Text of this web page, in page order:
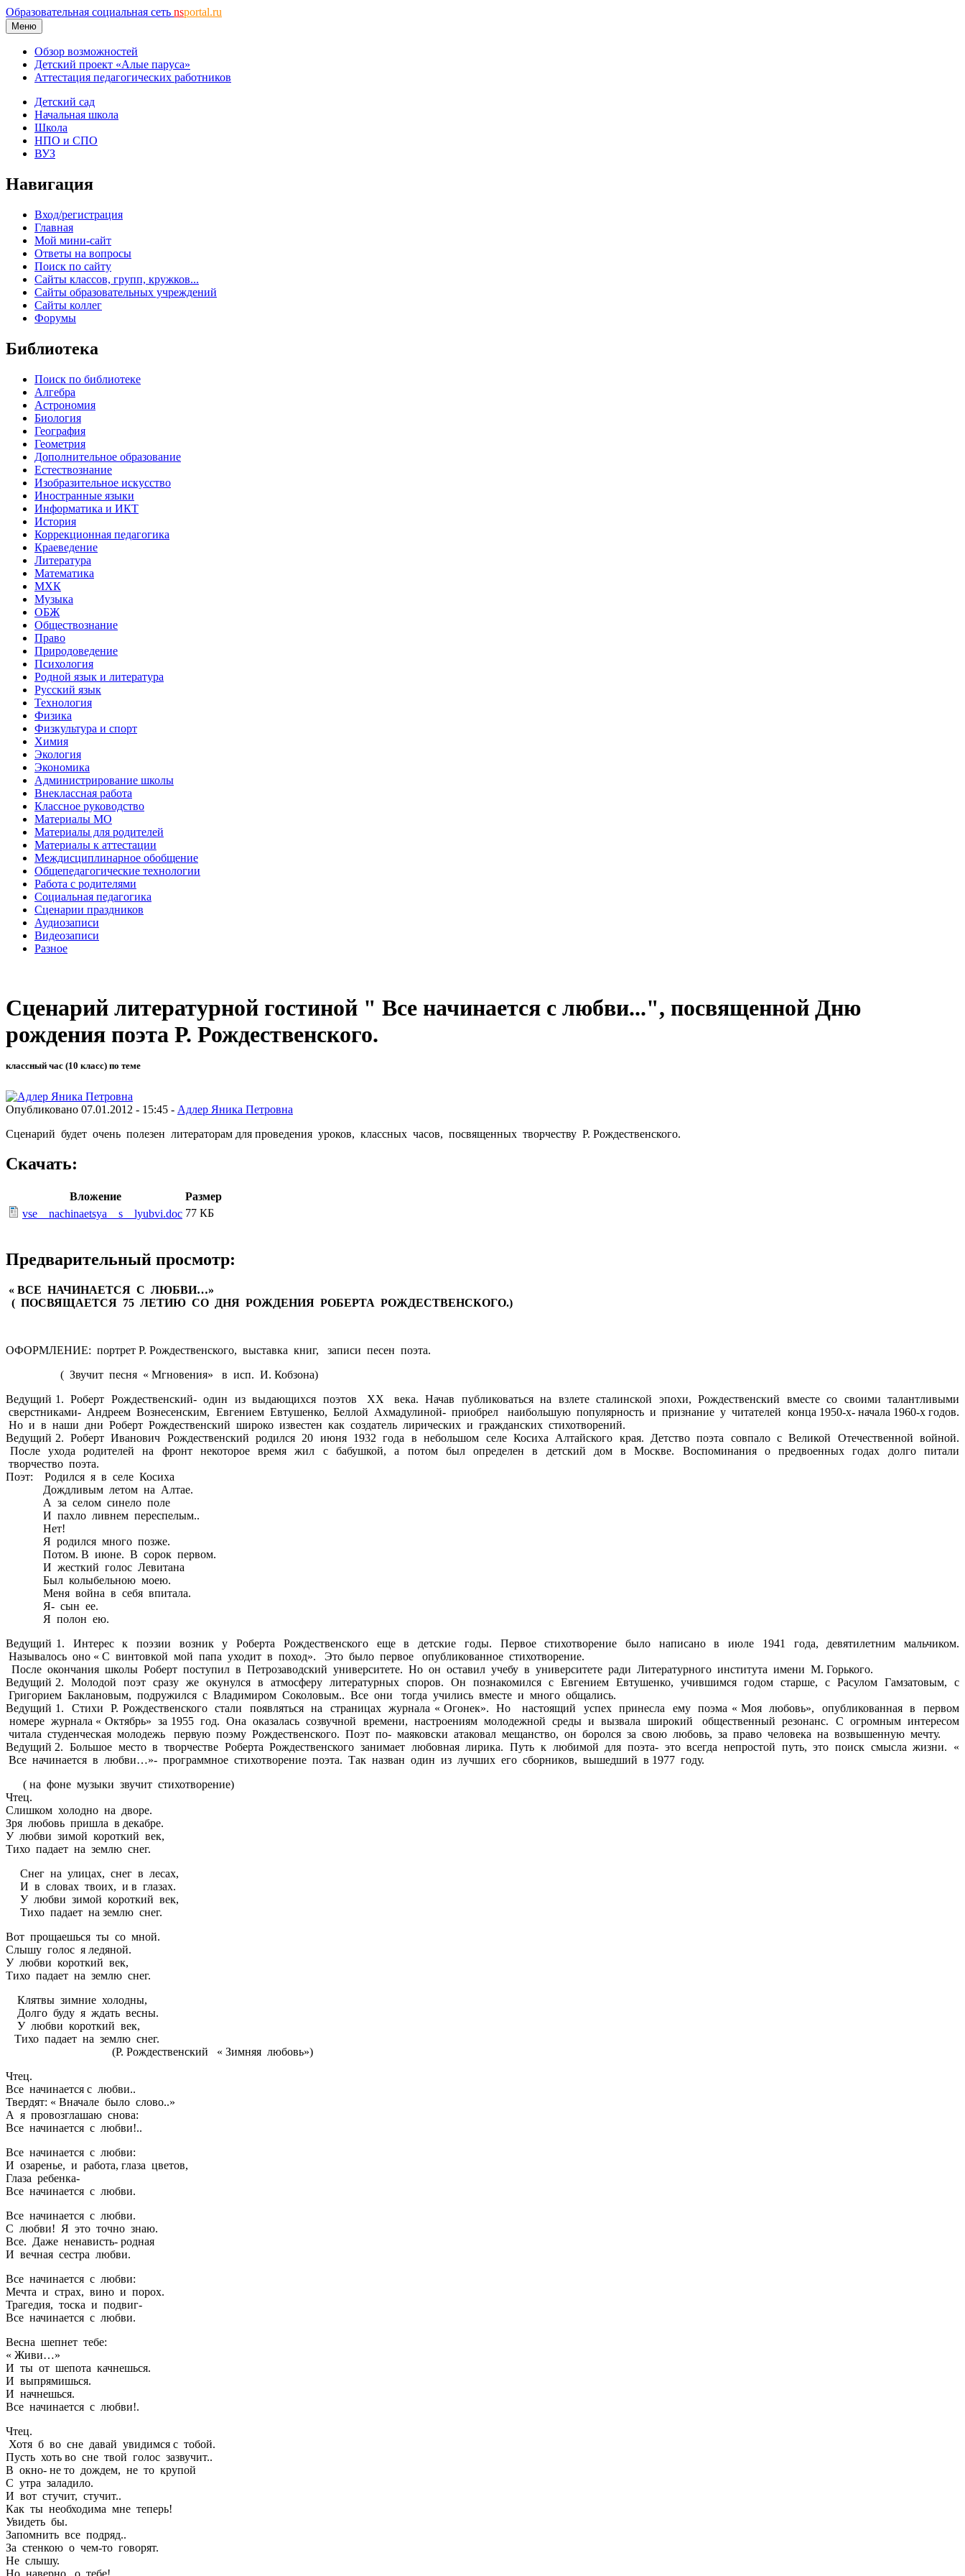
Образовательная социальная сеть nsportal.ru
Меню
Обзор возможностей
Детский проект «Алые паруса»
Аттестация педагогических работников
Детский сад
Начальная школа
Школа
НПО и СПО
ВУЗ
Навигация
Вход/регистрация
Главная
Мой мини-сайт
Ответы на вопросы
Поиск по сайту
Сайты классов, групп, кружков...
Сайты образовательных учреждений
Сайты коллег
Форумы
Библиотека
Поиск по библиотеке
Алгебра
Астрономия
Биология
География
Геометрия
Дополнительное образование
Естествознание
Изобразительное искусство
Иностранные языки
Информатика и ИКТ
История
Коррекционная педагогика
Краеведение
Литература
Математика
МХК
Музыка
ОБЖ
Обществознание
Право
Природоведение
Психология
Родной язык и литература
Русский язык
Технология
Физика
Физкультура и спорт
Химия
Экология
Экономика
Администрирование школы
Внеклассная работа
Классное руководство
Материалы МО
Материалы для родителей
Материалы к аттестации
Междисциплинарное обобщение
Общепедагогические технологии
Работа с родителями
Социальная педагогика
Сценарии праздников
Аудиозаписи
Видеозаписи
Разное
Сценарий литературной гостиной " Все начинается с любви...", посвященной Дню
рождения поэта Р. Рождественского.
классный час (10 класс) по теме
Опубликовано 07.01.2012 - 15:45 - Адлер Яника Петровна
Сценарий будет очень полезен литераторам для проведения уроков, классных часов, посвященных творчеству Р. Рождественского.
Скачать:
Вложение
Размер
vse__nachinaetsya__s__lyubvi.doc 77 КБ
Предварительный просмотр:
« ВСЕ НАЧИНАЕТСЯ С ЛЮБВИ…»
( ПОСВЯЩАЕТСЯ 75 ЛЕТИЮ СО ДНЯ РОЖДЕНИЯ РОБЕРТА РОЖДЕСТВЕНСКОГО.)
ОФОРМЛЕНИЕ: портрет Р. Рождественского, выставка книг, записи песен поэта.
( Звучит песня « Мгновения» в исп. И. Кобзона)
Ведущий 1. Роберт Рождественский- один из выдающихся поэтов XX века. Начав публиковаться на взлете сталинской эпохи, Рождественский вместе со своими талантливыми
сверстниками- Андреем Вознесенским, Евгением Евтушенко, Беллой Ахмадулиной- приобрел наибольшую популярность и признание у читателей конца 1950-х- начала 1960-х годов.
Но и в наши дни Роберт Рождественский широко известен как создатель лирических и гражданских стихотворений.
Ведущий 2. Роберт Иванович Рождественский родился 20 июня 1932 года в небольшом селе Косиха Алтайского края. Детство поэта совпало с Великой Отечественной войной.
После ухода родителей на фронт некоторое время жил с бабушкой, а потом был определен в детский дом в Москве. Воспоминания о предвоенных годах долго питали
творчество поэта.
Поэт: Родился я в селе Косиха
Дождливым летом на Алтае.
А за селом синело поле
И пахло ливнем переспелым..
Нет!
Я родился много позже.
Потом. В июне. В сорок первом.
И жесткий голос Левитана
Был колыбельною моею.
Меня война в себя впитала.
Я- сын ее.
Я полон ею.
Ведущий 1. Интерес к поэзии возник у Роберта Рождественского еще в детские годы. Первое стихотворение было написано в июле 1941 года, девятилетним мальчиком.
Называлось оно « С винтовкой мой папа уходит в поход». Это было первое опубликованное стихотворение.
После окончания школы Роберт поступил в Петрозаводский университете. Но он оставил учебу в университете ради Литературного института имени М. Горького.
Ведущий 2. Молодой поэт сразу же окунулся в атмосферу литературных споров. Он познакомился с Евгением Евтушенко, учившимся годом старше, с Расулом Гамзатовым, с
Григорием Баклановым, подружился с Владимиром Соколовым.. Все они тогда учились вместе и много общались.
Ведущий 1. Стихи Р. Рождественского стали появляться на страницах журнала « Огонек». Но настоящий успех принесла ему поэма « Моя любовь», опубликованная в первом
номере журнала « Октябрь» за 1955 год. Она оказалась созвучной времени, настроениям молодежной среды и вызвала широкий общественный резонанс. С огромным интересом
читала студенческая молодежь первую поэму Рождественского. Поэт по- маяковски атаковал мещанство, он боролся за свою любовь, за право человека на возвышенную мечту.
Ведущий 2. Большое место в творчестве Роберта Рождественского занимает любовная лирика. Путь к любимой для поэта- это всегда непростой путь, это поиск смысла жизни. «
Все начинается в любви…»- программное стихотворение поэта. Так назван один из лучших его сборников, вышедший в 1977 году.
( на фоне музыки звучит стихотворение)
Чтец.
Слишком холодно на дворе.
Зря любовь пришла в декабре.
У любви зимой короткий век,
Тихо падает на землю снег.
Снег на улицах, снег в лесах,
И в словах твоих, и в глазах.
У любви зимой короткий век,
Тихо падает на землю снег.
Вот прощаешься ты со мной.
Слышу голос я ледяной.
У любви короткий век,
Тихо падает на землю снег.
Клятвы зимние холодны,
Долго буду я ждать весны.
У любви короткий век,
Тихо падает на землю снег.
(Р. Рождественский « Зимняя любовь»)
Чтец.
Все начинается с любви..
Твердят: « Вначале было слово..»
А я провозглашаю снова:
Все начинается с любви!..
Все начинается с любви:
И озаренье, и работа, глаза цветов,
Глаза ребенка-
Все начинается с любви.
Все начинается с любви.
С любви! Я это точно знаю.
Все. Даже ненависть- родная
И вечная сестра любви.
Все начинается с любви:
Мечта и страх, вино и порох.
Трагедия, тоска и подвиг-
Все начинается с любви.
Весна шепнет тебе:
« Живи…»
И ты от шепота качнешься.
И выпрямишься.
И начнешься.
Все начинается с любви!.
Чтец.
Хотя б во сне давай увидимся с тобой.
Пусть хоть во сне твой голос зазвучит..
В окно- не то дождем, не то крупой
С утра заладило.
И вот стучит, стучит..
Как ты необходима мне теперь!
Увидеть бы.
Запомнить все подряд..
За стенкою о чем-то говорят.
Не слышу.